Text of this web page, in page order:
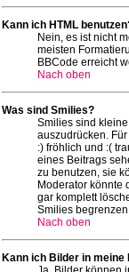
Kann ich HTML
Nein, es ist nicht
meisten
BBCode erreicht
Nach oben
Was sind Smilies?
Smilies sind
auszudrücken.
:) fröhlich und :(
eines Beitrags
zu benutzen, sie
Moderator könnte
gar komplett
Smilies
Nach oben
Kann ich Bilder in